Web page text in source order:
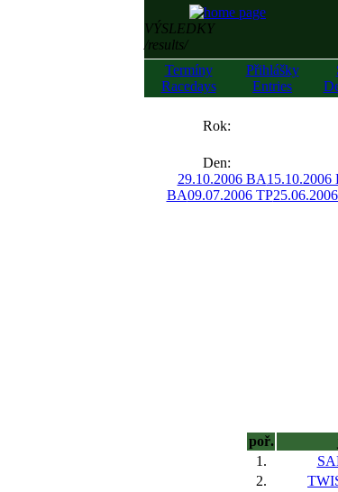
VÝSLEDKY
/results/
Termíny
Racedays
Přihlášky
Entries
Rok:
Den:
29.10.2006 BA15.10.2006
BA09.07.2006 TP
poř.
1.
2.